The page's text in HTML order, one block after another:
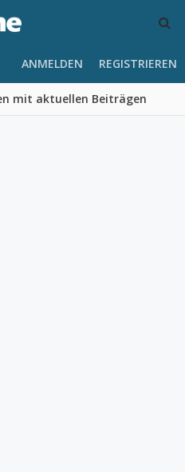
mit aktuellen Beiträgen
ANMELDEN REGISTRIEREN